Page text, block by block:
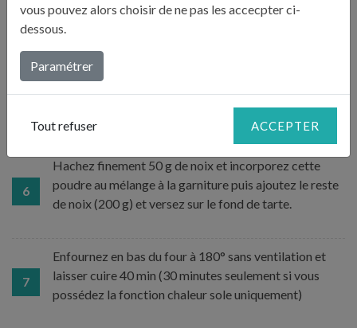
Préparez la garniture : mélangez les œufs, la
vergeoise, le sucre, le sirop d’érable et le miel.
Incorporer le beurre fondu. Retirez les noix du four et
6
Hachez finement 50 g de noix et incorporez cette
poudre au mélange à la garniture puis ajoutez le reste
de noix (200 g) et versez sur le fond de tarte.
7
Enfournez en bas du four à 180° sans ventilation et
laisser cuire 40 min (30 minutes seulement si vous
possédez la fonction chaleur sole uniquement)
vous pouvez alors choisir de ne pas les accecpter ci-
dessous.
Paramétrer
Tout refuser ACCEPTER